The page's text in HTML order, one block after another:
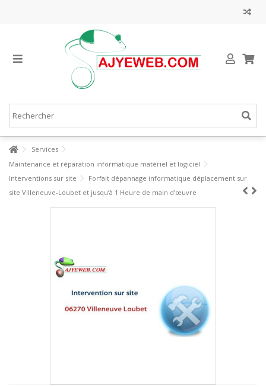
Services
Maintenance et réparation informatique matériel et logiciel
Interventions sur site
Forfait dépannage informatique déplacement sur
site Villeneuve-Loubet et jusqu’à 1 Heure de main d’œuvre